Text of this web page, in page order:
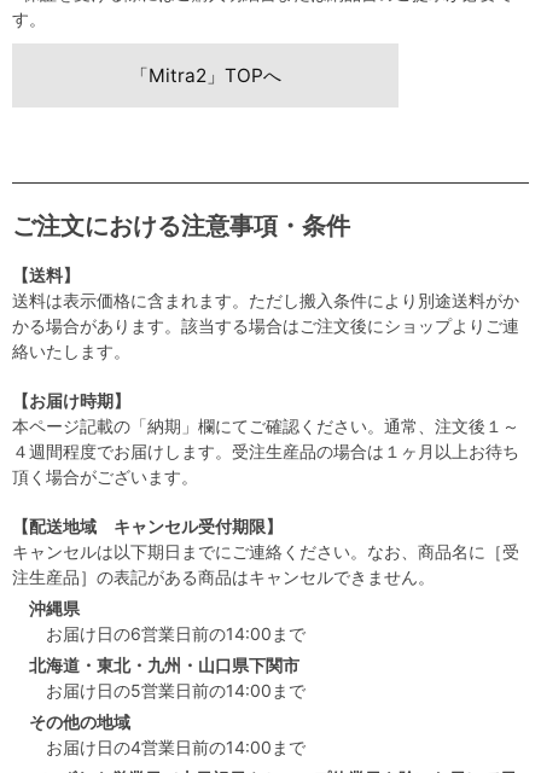
す。
「Mitra2」TOPへ
ご注文における注意事項・条件
【送料】
送料は表示価格に含まれます。ただし搬入条件により別途送料がか
かる場合があります。該当する場合はご注文後にショップよりご連
絡いたします。
【お届け時期】
本ページ記載の「納期」欄にてご確認ください。通常、注文後１～
４週間程度でお届けします。受注生産品の場合は１ヶ月以上お待ち
頂く場合がございます。
【配送地域 キャンセル受付期限】
キャンセルは以下期日までにご連絡ください。なお、商品名に［受
注生産品］の表記がある商品はキャンセルできません。
沖縄県
お届け日の6営業日前の14:00まで
北海道・東北・九州・山口県下関市
お届け日の5営業日前の14:00まで
その他の地域
お届け日の4営業日前の14:00まで